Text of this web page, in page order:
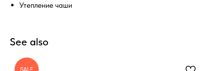
Утепление чаши
See also